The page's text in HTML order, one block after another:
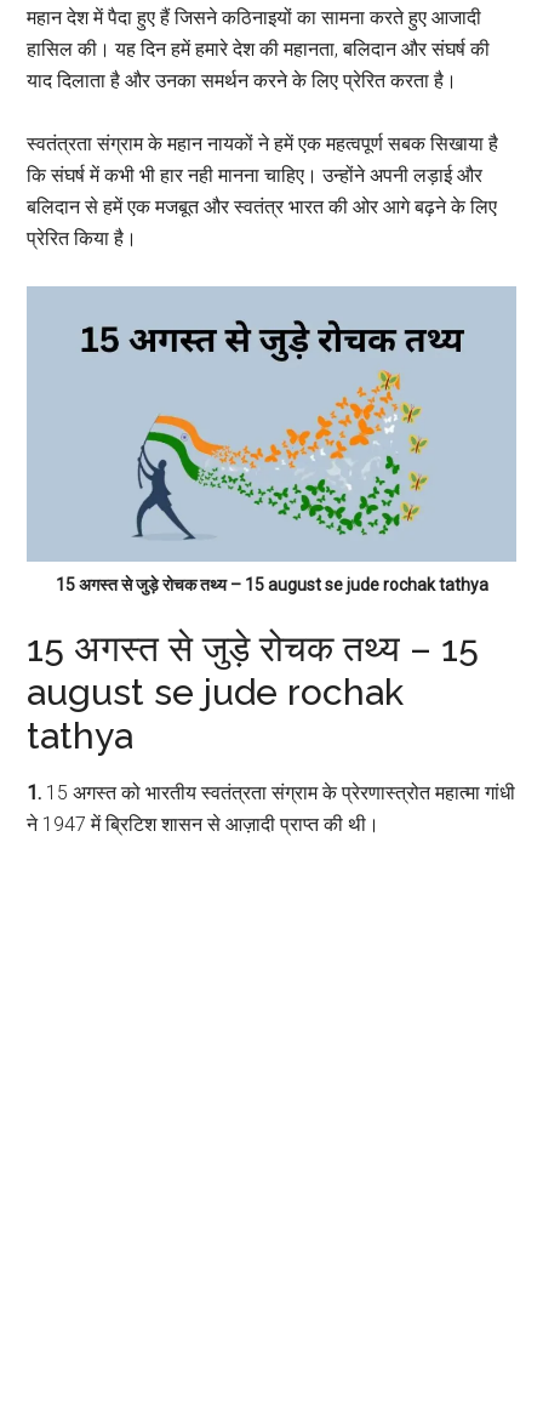
महान देश में पैदा हुए हैं जिसने कठिनाइयों का सामना करते हुए आजादी
हासिल की। यह दिन हमें हमारे देश की महानता, बलिदान और संघर्ष की
याद दिलाता है और उनका समर्थन करने के लिए प्रेरित करता है।
स्वतंत्रता संग्राम के महान नायकों ने हमें एक महत्वपूर्ण सबक सिखाया है
कि संघर्ष में कभी भी हार नही मानना चाहिए। उन्होंने अपनी लड़ाई और
बलिदान से हमें एक मजबूत और स्वतंत्र भारत की ओर आगे बढ़ने के लिए
प्रेरित किया है।
15 अगस्त से जुड़े रोचक तथ्य – 15 august se jude rochak tathya
15 अगस्त से जुड़े रोचक तथ्य – 15
august se jude rochak
tathya
1. 15 अगस्त को भारतीय स्वतंत्रता संग्राम के प्रेरणास्त्रोत महात्मा गांधी
ने 1947 में ब्रिटिश शासन से आज़ादी प्राप्त की थी।